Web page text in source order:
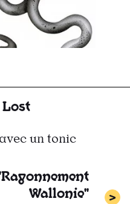
un tonic
Wallonie"